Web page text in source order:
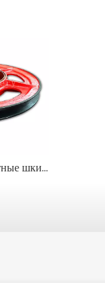
Сверхмощные канатные шкивы для кранов и экскаваторов